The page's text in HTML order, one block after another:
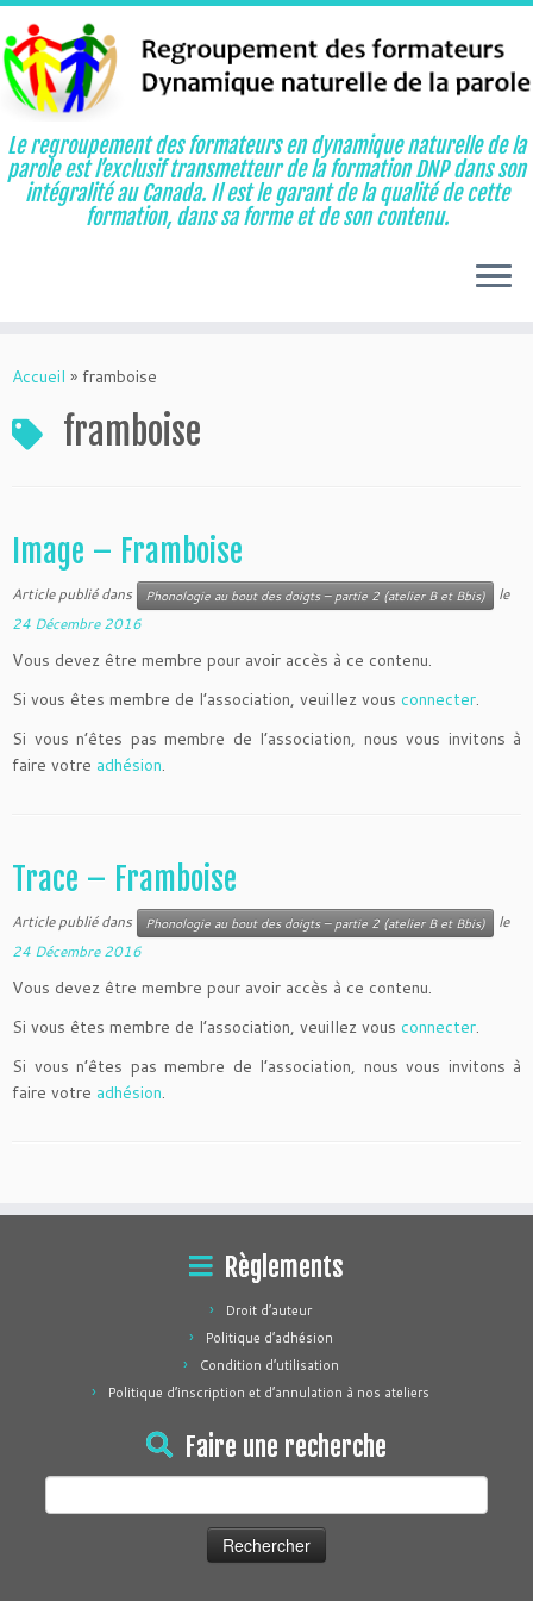
au
Le regroupement des formateurs en dynamique naturelle de la
parole est l’exclusif transmetteur de la formation DNP dans son
intégralité au Canada. Il est le garant de la qualité de cette
formation, dans sa forme et de son contenu.
Accueil » framboise
framboise
Image – Framboise
Article publié dans Phonologie au bout des doigts – partie 2 (atelier B et Bbis)
le
24 Décembre 2016
Vous devez être membre pour avoir accès à ce contenu.
Si vous êtes membre de l’association, veuillez vous connecter.
Si vous n’êtes pas membre de l’association, nous vous invitons à
faire votre adhésion.
Trace – Framboise
Article publié dans Phonologie au bout des doigts – partie 2 (atelier B et Bbis)
le
24 Décembre 2016
Vous devez être membre pour avoir accès à ce contenu.
Si vous êtes membre de l’association, veuillez vous connecter.
Si vous n’êtes pas membre de l’association, nous vous invitons à
faire votre adhésion.
Règlements
Droit d’auteur
Politique d’adhésion
Condition d’utilisation
Politique d’inscription et d’annulation à nos ateliers
Faire une recherche